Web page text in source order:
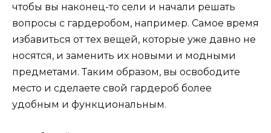
чтобы вы наконец-то сели и начали решать
вопросы с гардеробом, например. Самое время
избавиться от тех вещей, которые уже давно не
носятся, и заменить их новыми и модными
предметами. Таким образом, вы освободите
место и сделаете свой гардероб более
удобным и функциональным.